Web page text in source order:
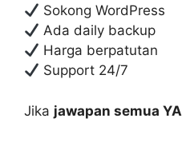
Sokong WordPress
Ada daily backup
Harga berpatutan
Support 24/7
Jika jawapan semua YA